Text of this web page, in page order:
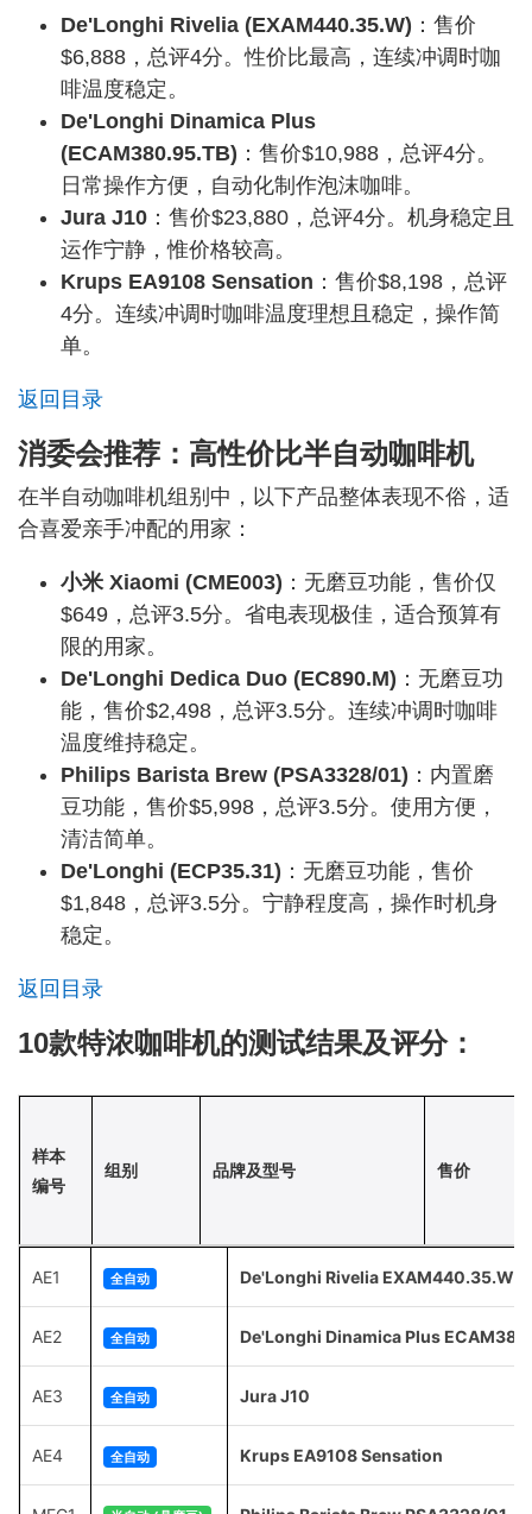
De'Longhi Rivelia (EXAM440.35.W) ：售价
$6,888，总评4分。性价比最高，连续冲调时咖
啡温度稳定。
De'Longhi Dinamica Plus
(ECAM380.95.TB) ：售价$10,988，总评4分。
日常操作方便，自动化制作泡沫咖啡。
Jura J10 ：售价$23,880，总评4分。机身稳定且
运作宁静，惟价格较高。
Krups EA9108 Sensation ：售价$8,198，总评
4分。连续冲调时咖啡温度理想且稳定，操作简
单。
返回目录
消委会推荐：高性价比半自动咖啡机
在半自动咖啡机组别中，以下产品整体表现不俗，适
合喜爱亲手冲配的用家：
小米 Xiaomi (CME003) ：无磨豆功能，售价仅
$649，总评3.5分。省电表现极佳，适合预算有
限的用家。
De'Longhi Dedica Duo (EC890.M) ：无磨豆功
能，售价$2,498，总评3.5分。连续冲调时咖啡
温度维持稳定。
Philips Barista Brew (PSA3328/01) ：内置磨
豆功能，售价$5,998，总评3.5分。使用方便，
清洁简单。
De'Longhi (ECP35.31) ：无磨豆功能，售价
$1,848，总评3.5分。宁静程度高，操作时机身
稳定。
返回目录
10款特浓咖啡机的测试结果及评分：
样本
编号
组别 品牌及型号 售价
AE1 全自动 De'Longhi Rivelia EXAM440.35.W
AE2 全自动 De'Longhi Dinamica Plus
AE3 全自动 Jura J10
AE4 全自动 Krups EA9108 Sensation